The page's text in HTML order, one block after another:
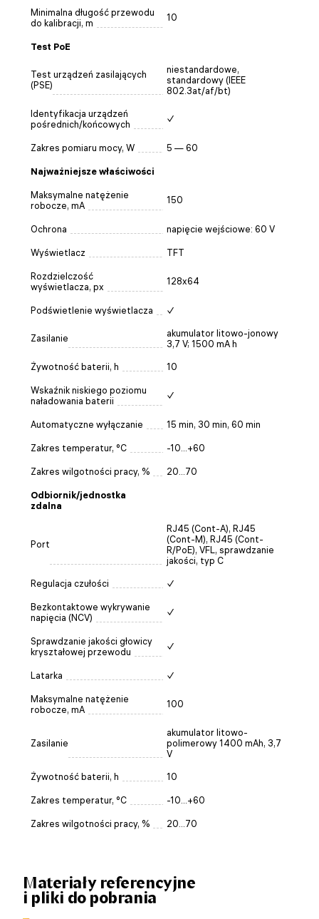
Minimalna długość przewodu
do kalibracji, m
10
Test PoE
Test urządzeń zasilających
(PSE)
niestandardowe,
standardowy (IEEE
802.3at/af/bt)
Identyfikacja urządzeń
pośrednich/końcowych
✓
Zakres pomiaru mocy, W 5 — 60
Najważniejsze właściwości
Maksymalne natężenie
robocze, mA
150
Ochrona napięcie wejściowe: 60 V
Wyświetlacz TFT
Rozdzielczość
wyświetlacza, px
128х64
Podświetlenie wyświetlacza ✓
Zasilanie
akumulator litowo-jonowy
3,7 V; 1500 mA h
Żywotność baterii, h 10
Wskaźnik niskiego poziomu
naładowania baterii
✓
Automatyczne wyłączanie 15 min, 30 min, 60 min
Zakres temperatur, °C -10...+60
Zakres wilgotności pracy, % 20…70
Odbiornik/jednostka
zdalna
Port
RJ45 (Cont-A), RJ45
(Cont-M), RJ45 (Cont-
R/PoE), VFL, sprawdzanie
jakości, typ C
Regulacja czułości ✓
Bezkontaktowe wykrywanie
napięcia (NCV)
✓
Sprawdzanie jakości głowicy
kryształowej przewodu
✓
Latarka ✓
Maksymalne natężenie
robocze, mA
100
Zasilanie
akumulator litowo-
polimerowy 1400 mAh, 3,7
V
Żywotność baterii, h 10
Zakres temperatur, °C -10...+60
Zakres wilgotności pracy, % 20…70
Materiały referencyjne
i pliki do pobrania